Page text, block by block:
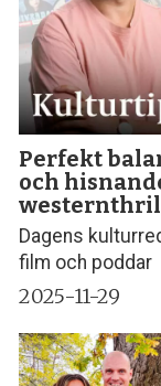
Perfekt
och
Dagens
film och poddar
2025-11-29